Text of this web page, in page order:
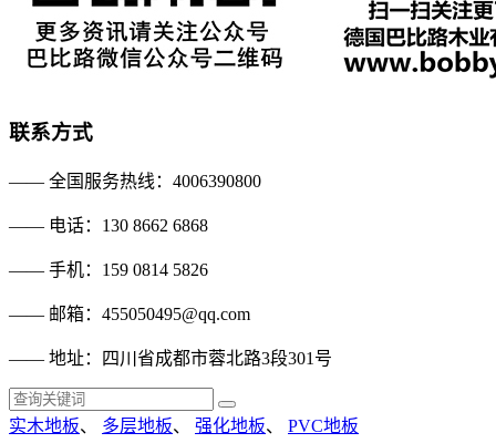
联系方式
—— 全国服务热线：4006390800
—— 电话：130 8662 6868
—— 手机：159 0814 5826
—— 邮箱：455050495@qq.com
—— 地址：四川省成都市蓉北路3段301号
实木地板、 多层地板、 强化地板、 PVC地板